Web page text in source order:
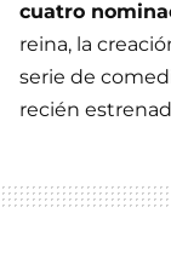
cuatro
reina, la
serie de
recién